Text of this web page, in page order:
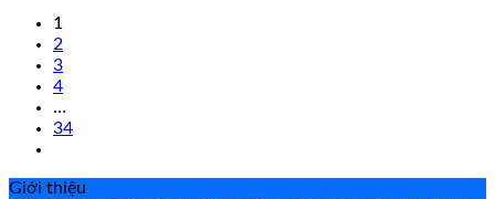
1
2
3
4
…
34
Giới thiệu